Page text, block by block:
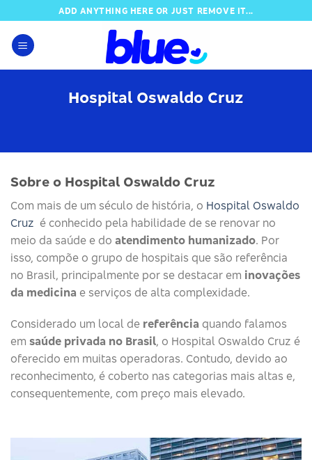
content
ADD ANYTHING HERE OR JUST REMOVE IT...
Hospital Oswaldo Cruz
Sobre o Hospital Oswaldo Cruz
Com mais de um século de história, o Hospital Oswaldo
Cruz é conhecido pela habilidade de se renovar no
meio da saúde e do atendimento humanizado. Por
isso, compõe o grupo de hospitais que são referência
no Brasil, principalmente por se destacar em inovações
da medicina e serviços de alta complexidade.
Considerado um local de referência quando falamos
em saúde privada no Brasil, o Hospital Oswaldo Cruz é
oferecido em muitas operadoras. Contudo, devido ao
reconhecimento, é coberto nas categorias mais altas e,
consequentemente, com preço mais elevado.